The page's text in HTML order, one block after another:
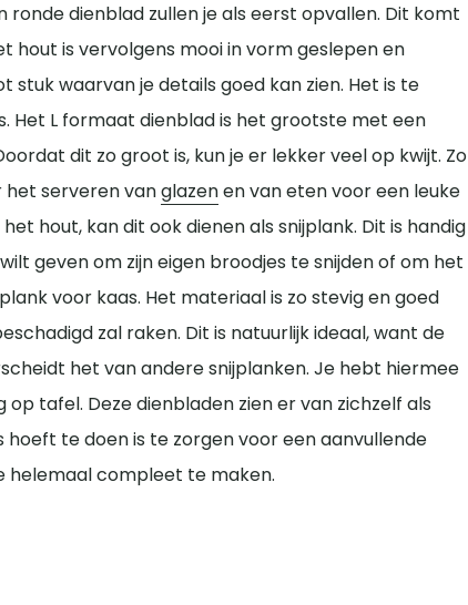
dienblad zullen je als eerst opvallen. Dit komt
hout is vervolgens mooi in vorm geslepen en
waarvan je details goed kan zien. Het is te
Het L formaat dienblad is het grootste met een
dit zo groot is, kun je er lekker veel op kwijt. Zo
serveren vanglazenen van eten voor een leuke
hout, kan dit ook dienen als snijplank. Dit is handig
geven om zijn eigen broodjes te snijden of om het
voor kaas. Het materiaal is zo stevig en goed
zal raken. Dit is natuurlijk ideaal, want de
het van andere snijplanken. Je hebt hiermee
tafel. Deze dienbladen zien er van zichzelf als
hoeft te doen is te zorgen voor een aanvullende
helemaal compleet te maken.